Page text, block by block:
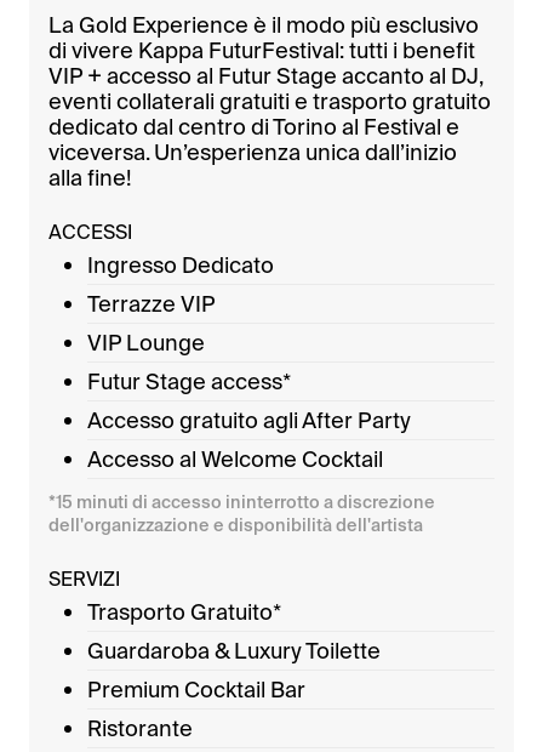
La Gold Experience è il modo più esclusivo
di vivere Kappa FuturFestival: tutti i benefit
VIP + accesso al Futur Stage accanto al DJ,
eventi collaterali gratuiti e trasporto gratuito
dedicato dal centro di Torino al Festival e
viceversa. Un’esperienza unica dall’inizio
alla fine!
ACCESSI
Ingresso Dedicato
Terrazze VIP
VIP Lounge
Futur Stage access*
Accesso gratuito agli After Party
Accesso al Welcome Cocktail
*15 minuti di accesso ininterrotto a discrezione
dell'organizzazione e disponibilità dell'artista
SERVIZI
Trasporto Gratuito*
Guardaroba & Luxury Toilette
Premium Cocktail Bar
Ristorante